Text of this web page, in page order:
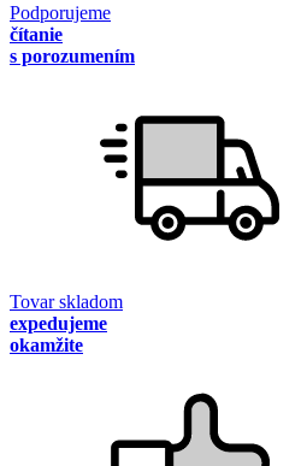
Podporujeme
čítanie
s porozumením
Tovar skladom
expedujeme
okamžite